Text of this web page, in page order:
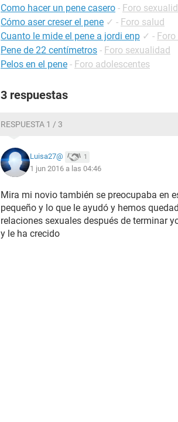
Como hacer un pene casero - Foro
Cómo aser creser el pene ✓ - Foro salud
Cuanto le mide el pene a jordi enp ✓ -
Pene de 22 centímetros - Foro sexualidad
Pelos en el pene - Foro adolescentes
3 respuestas
RESPUESTA 1 / 3
Luisa27@ 1
1 jun 2016 a las 04:46
Mira mi novio también se preocupaba en
pequeño y lo que le ayudó y hemos
relaciones sexuales después de terminar
y le ha crecido